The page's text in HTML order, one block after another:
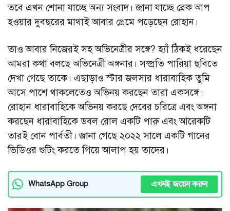
তবে এখন শোনা যাচ্ছে অন্য সংবাদ। জানা যাচ্ছে ব্রেক আপ
হওয়ার দুবছরের মাথাই আবার প্রেমে পড়েছেন রোহান।
তাও আবার নিজেরই সহ অভিনেত্রীর সঙ্গে? হ্যাঁ ঠিকই ধরেছেন
আমরা কথা বলছে অভিনেত্রী অঙ্গনার। সম্প্রতি পারিয়া ছবিতে
দেখা গেছে তাকে। এছাড়াও স্টার জলসার ধারাবাহিক তুমি
আসে পাশে থাকলেতেও অভিনয় করছেন তারা একসঙ্গে।
রোহান ধারাবাহিকে অভিনয় করছে দেবের চরিত্রে এবং অঙ্গনা
করছেন ধারাবাহিকে ডবল রোল একটি পারু এবং আরেকটি
তারই বোন পার্বতী। জানা গেছে ২০২২ সালে একটি গানের
ভিডিওর শুটিং করতে গিয়ে আলাপ হয় তাদের।
WhatsApp Group এখনই জয়েন করুন